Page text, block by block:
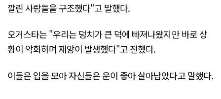
깔린 사람들을 구조했다"고 말했다.
오거스타는 "우리는 덩치가 큰 덕에 빠져나왔지만 바로 상
황이 악화하며 재앙이 발생했다"고 전했다.
이들은 입을 모아 자신들은 운이 좋아 살아남았다고 말했다.